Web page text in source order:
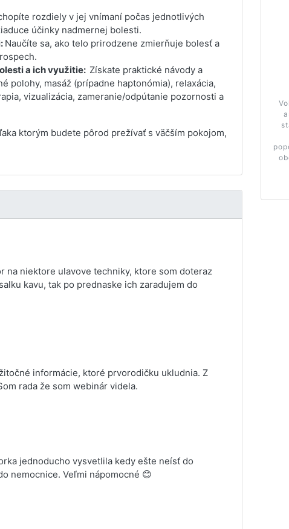
rozdiely v jej vnímaní počas jednotlivých
účinky nadmernej bolesti.
Naučíte sa, ako telo prirodzene zmierňuje bolesť a
a ich využitie: Získate praktické návody a
polohy, masáž (prípadne haptonómia), relaxácia,
vizualizácia, zameranie/odpútanie pozornosti a
ktorým budete pôrod prežívať s väčším pokojom,
na niektore ulavove techniky, ktore som doteraz
kavu, tak po prednaske ich zaradujem do
informácie, ktoré prvorodičku ukludnia. Z
rada že som webinár videla.
jednoducho vysvetlila kedy ešte neísť do
nemocnice. Veľmi nápomocné 😊